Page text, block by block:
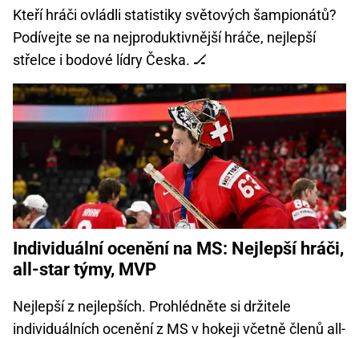
Kteří hráči ovládli statistiky světových šampionátů?
Podívejte se na nejproduktivnější hráče, nejlepší
střelce i bodové lídry Česka. 🏒
Individuální ocenění na MS: Nejlepší hráči,
all-star týmy, MVP
Nejlepší z nejlepších. Prohlédněte si držitele
individuálních ocenění z MS v hokeji včetně členů all-